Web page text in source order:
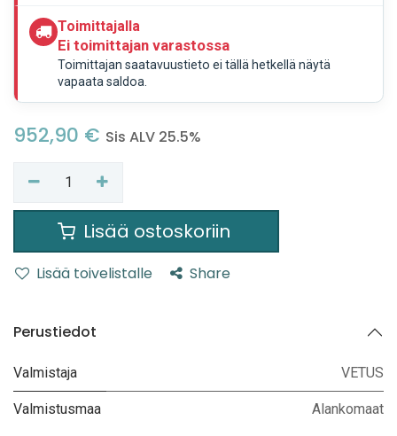
Toimittajalla
Ei toimittajan varastossa
Toimittajan saatavuustieto ei tällä hetkellä näytä
vapaata saldoa.
952,90 € Sis ALV 25.5%
Lisää ostoskoriin
Lisää toivelistalle Share
Perustiedot
Valmistaja VETUS
Valmistusmaa Alankomaat